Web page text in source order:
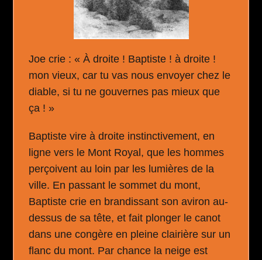
Joe crie : « À droite ! Baptiste ! à droite !
mon vieux, car tu vas nous envoyer chez le
diable, si tu ne gouvernes pas mieux que
ça ! »
Baptiste vire à droite instinctivement, en
ligne vers le Mont Royal, que les hommes
perçoivent au loin par les lumières de la
ville. En passant le sommet du mont,
Baptiste crie en brandissant son aviron au-
dessus de sa tête, et fait plonger le canot
dans une congère en pleine clairière sur un
flanc du mont. Par chance la neige est